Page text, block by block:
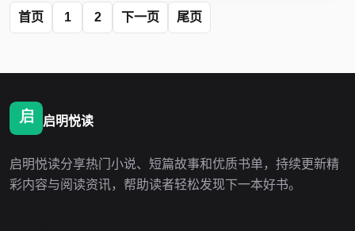
首页 1 2 下一页 尾页
启明悦读
启明悦读分享热门小说、短篇故事和优质书单，持续更新精
彩内容与阅读资讯，帮助读者轻松发现下一本好书。